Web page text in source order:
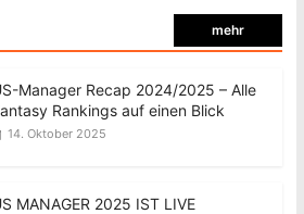
mehr
Manager Recap 2024/2025 – Alle
Rankings auf einen Blick
14. Oktober 2025
MANAGER 2025 IST LIVE